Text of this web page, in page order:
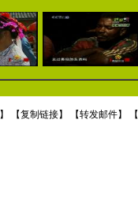
】 【复制链接】 【转发邮件】 【